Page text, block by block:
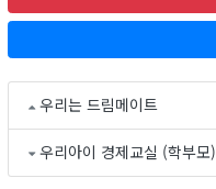
우리는 드림메이트
우리아이 경제교실 (학부모)